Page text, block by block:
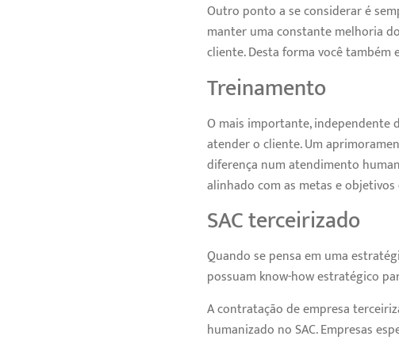
Outro ponto a se considerar é
manter uma constante melhoria
cliente. Desta forma você
Treinamento
O mais importante, independente
atender o cliente. Um
diferença num atendimento
alinhado com as metas e
SAC terceirizado
Quando se pensa em uma
possuam know-how estratégico
A contratação de empresa
humanizado no SAC. Empresas